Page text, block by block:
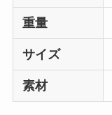
重量
サイズ
素材